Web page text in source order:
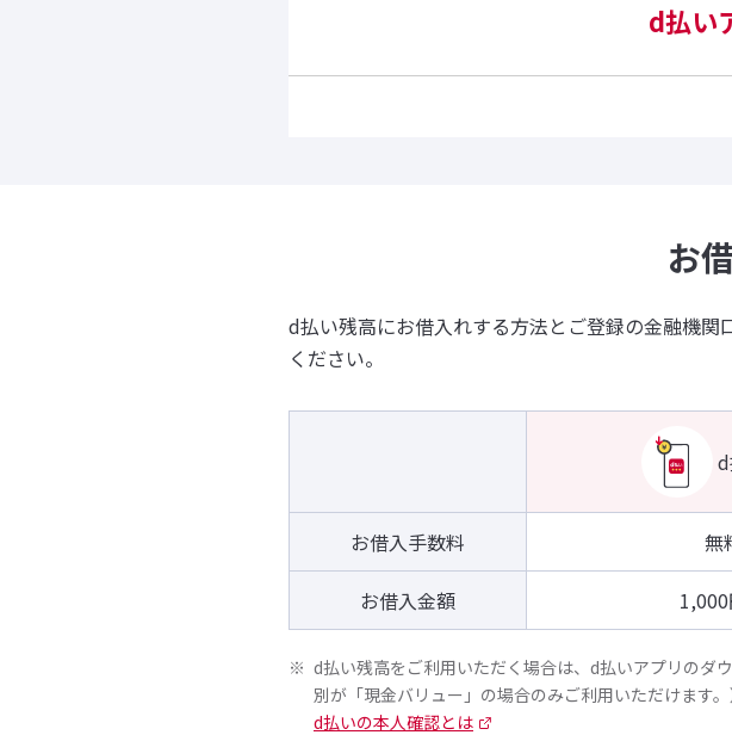
d払い
お
d払い残高にお借入れする方法とご登録の金融機
ください。
お借入手数料 無
お借入金額
d払い残高をご利用いただく場合は、d払いアプリのダ
別が「現金バリュー」の場合のみご利用いただけます。
d払いの本人確認とは